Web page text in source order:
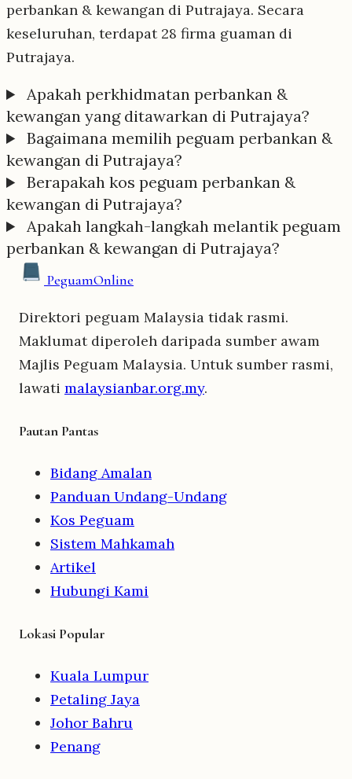
perbankan & kewangan di Putrajaya. Secara
keseluruhan, terdapat 28 firma guaman di
Putrajaya.
Apakah perkhidmatan perbankan &
kewangan yang ditawarkan di Putrajaya?
Bagaimana memilih peguam perbankan &
kewangan di Putrajaya?
Berapakah kos peguam perbankan &
kewangan di Putrajaya?
Apakah langkah-langkah melantik peguam
perbankan & kewangan di Putrajaya?
PeguamOnline
Direktori peguam Malaysia tidak rasmi.
Maklumat diperoleh daripada sumber awam
Majlis Peguam Malaysia. Untuk sumber rasmi,
lawati malaysianbar.org.my.
Pautan Pantas
Bidang Amalan
Panduan Undang-Undang
Kos Peguam
Sistem Mahkamah
Artikel
Hubungi Kami
Lokasi Popular
Kuala Lumpur
Petaling Jaya
Johor Bahru
Penang